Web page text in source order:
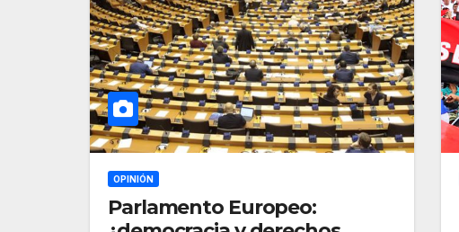
OPINIÓN
Parlamento Europeo: